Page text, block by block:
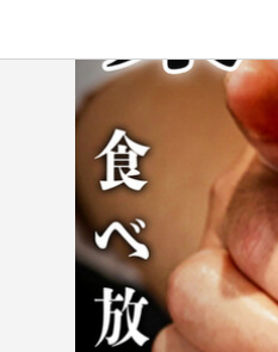
正社員 あたぼうや 梅田
店長候補・
店長候補・マネ
月給
250,000円〜
ボーナス・賞与あり 昇給あり
資格手当・スキル手当あり
アルバイト・パート あたぼ
ホールスタ
ホールスタッフ
時給
1,200円〜
ボーナス・賞与あり 昇給あり
研修期間